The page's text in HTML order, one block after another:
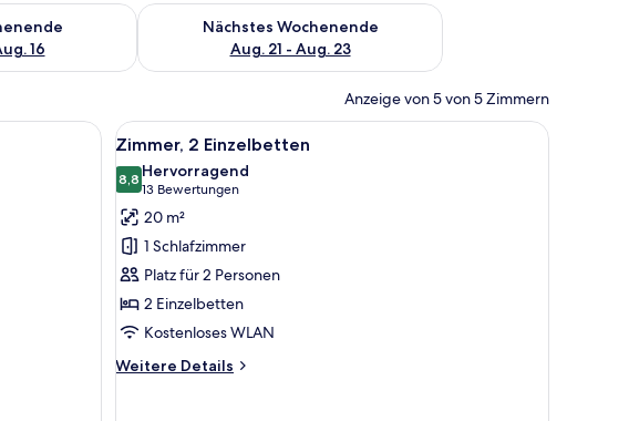
16
für dieses Wochenende, Aug. 14 - Aug. 16.
Nächstes Wochenende
Aug. 21 - Aug. 23
Überprüfe die Verfügbarkeit für nächstes Wochenende, Aug.
Anzeige von 5 von 5 Zimmern
Stadt.
Bett, Schreibtisch, Stuhl, Fernseher und einem Fenster mit Blick auf die Stadt.
Alle
Fotos
für
Zimmer,
2 Einzelbetten
anzeigen
Eine Stadtansicht mit modernen
4
Zimmer, 2 Einzelbetten
8,88,8 von 10
Hervorragend
13 Bewertungen
(13
Bewertungen)
20 m²
1 Schlafzimmer
Platz für 2 Personen
2 Einzelbetten
Kostenloses WLAN
Weitere Details
Weitere